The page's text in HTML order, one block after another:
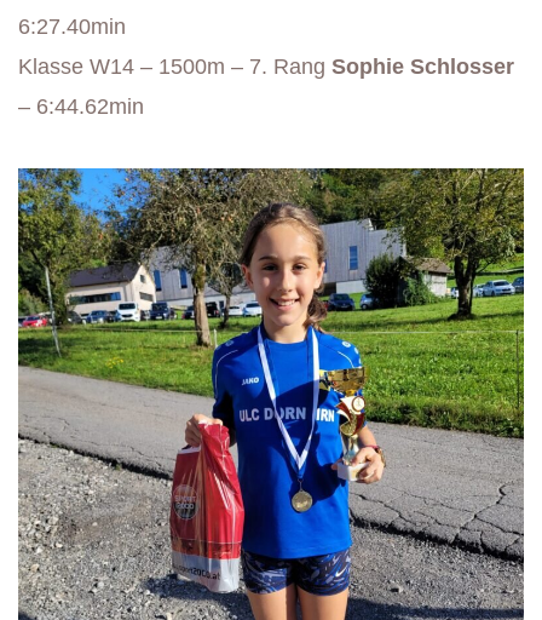
6:27.40min
Klasse W14 – 1500m – 7. Rang Sophie Schlosser
– 6:44.62min